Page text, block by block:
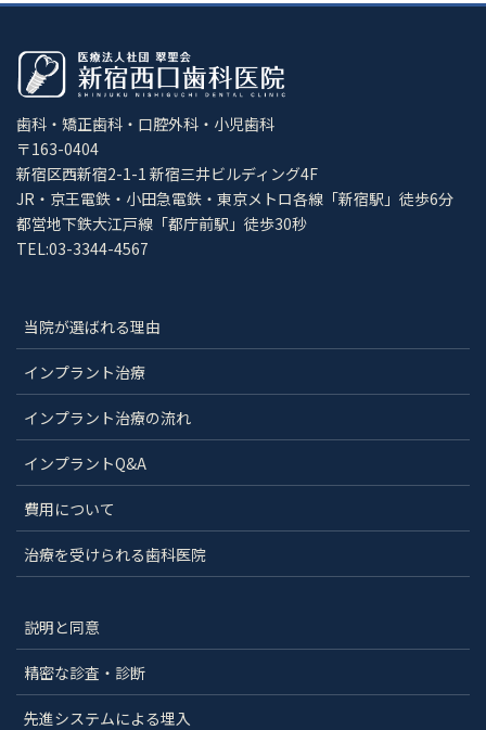
歯科・矯正歯科・口腔外科・小児歯科
〒163-0404
新宿区西新宿2-1-1 新宿三井ビルディング4F
JR・京王電鉄・小田急電鉄・東京メトロ各線「新宿駅」徒歩6分
都営地下鉄大江戸線「都庁前駅」徒歩30秒
TEL:03-3344-4567
当院が選ばれる理由
インプラント治療
インプラント治療の流れ
インプラントQ&A
費用について
治療を受けられる歯科医院
説明と同意
精密な診査・診断
先進システムによる埋入